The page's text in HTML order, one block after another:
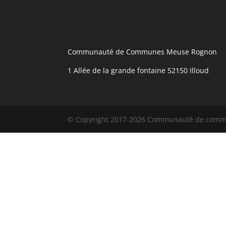
Communauté de Communes Meuse Rognon
1 Allée de la grande fontaine 52150 Illoud
© Copyright 2017-2026 Communauté de